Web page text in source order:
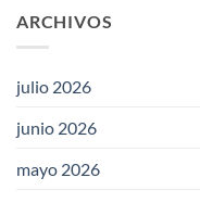
ARCHIVOS
julio 2026
junio 2026
mayo 2026